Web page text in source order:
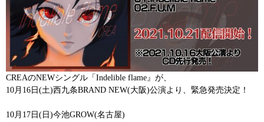
CREAのNEWシングル「Indelible flame』が、
10月16日(土)西九条BRAND NEW(大阪)公演より、緊急発売決定！
10月17日(日)今池GROW(名古屋)